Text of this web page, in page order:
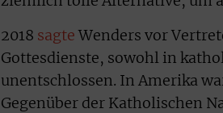
2018 sagte Wenders vor
Gottesdienste, sowohl in
unentschlossen. In Amerika
Gegenüber der Katholischen